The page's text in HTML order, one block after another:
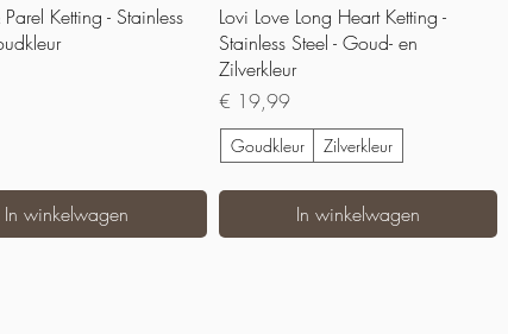
Snel overzicht
Ketting - Stainless
In winkelwagen
Snel overzicht
Lovi Love Long Heart Ketting -
Stainless Steel - Goud- en
Zilverkleur
Prijs
€ 19,99
Goudkleur Zilverkleur
In winkelwagen